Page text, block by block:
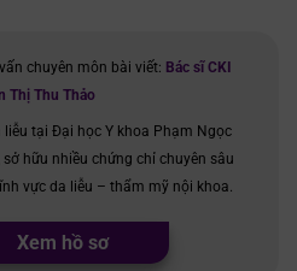
chuyên môn bài viết: Bác sĩ CKI
Thị Thu Thảo
liễu tại Đại học Y khoa Phạm Ngọc
sở hữu nhiều chứng chỉ chuyên sâu
vực da liễu – thẩm mỹ nội khoa.
Xem hồ sơ